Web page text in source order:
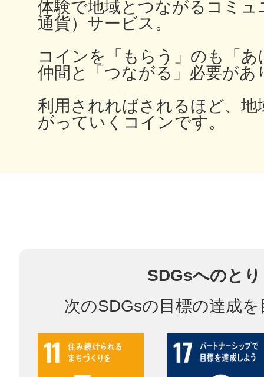
体験で地域とつながるコミュ
通貨）サービス。
コインを「もらう」のも「
仲間と「つながる」必要があ
利用されればされるほど、地
がっていくコインです。
SDGsへのと
次のSDGsの目標の達成
日置
多度津